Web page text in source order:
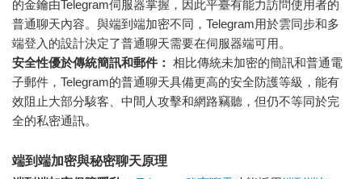
的金鑰由Telegram伺服器掌握，因此平臺有能力訪問使用者的
普通聊天內容。與端到端加密不同，Telegram用於雲同步和多
端登入的設計決定了普通聊天需要在伺服器端可用。
安全性優於傳統簡訊和郵件： 相比傳統未加密的簡訊和普通電
子郵件，Telegram的普通聊天具備更高的安全防護等級，能有
效阻止大部分駭客、中間人攻擊和網路竊聽，但仍不等同於完
全的私密通訊。
端到端加密與秘密聊天原理